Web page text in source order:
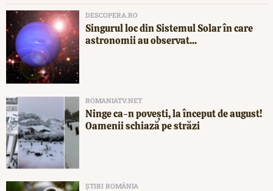
DESCOPERA.RO
Singurul loc din Sistemul Solar în care
astronomii au observat...
ROMANIATV.NET
Ninge ca-n povești, la început de august!
Oamenii schiază pe străzi
ȘTIRI ROMÂNIA